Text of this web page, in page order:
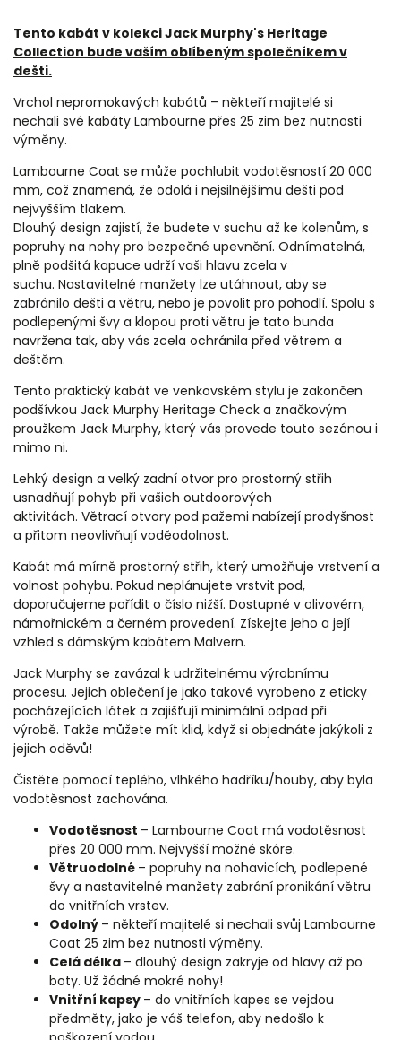
Tento kabát v kolekci Jack Murphy's Heritage
Collection bude vaším oblíbeným společníkem v
dešti.
Vrchol nepromokavých kabátů – někteří majitelé si
nechali své kabáty Lambourne přes 25 zim bez nutnosti
výměny.
Lambourne Coat se může pochlubit vodotěsností 20 000
mm, což znamená, že odolá i nejsilnějšímu dešti pod
nejvyšším tlakem.
Dlouhý design zajistí, že budete v suchu až ke kolenům, s
popruhy na nohy pro bezpečné upevnění. Odnímatelná,
plně podšitá kapuce udrží vaši hlavu zcela v
suchu. Nastavitelné manžety lze utáhnout, aby se
zabránilo dešti a větru, nebo je povolit pro pohodlí. Spolu s
podlepenými švy a klopou proti větru je tato bunda
navržena tak, aby vás zcela ochránila před větrem a
deštěm.
Tento praktický kabát ve venkovském stylu je zakončen
podšívkou Jack Murphy Heritage Check a značkovým
proužkem Jack Murphy, který vás provede touto sezónou i
mimo ni.
Lehký design a velký zadní otvor pro prostorný střih
usnadňují pohyb při vašich outdoorových
aktivitách. Větrací otvory pod pažemi nabízejí prodyšnost
a přitom neovlivňují voděodolnost.
Kabát má mírně prostorný střih, který umožňuje vrstvení a
volnost pohybu. Pokud neplánujete vrstvit pod,
doporučujeme pořídit o číslo nižší. Dostupné v olivovém,
námořnickém a černém provedení. Získejte jeho a její
vzhled s dámským kabátem Malvern.
Jack Murphy se zavázal k udržitelnému výrobnímu
procesu. Jejich oblečení je jako takové vyrobeno z eticky
pocházejících látek a zajišťují minimální odpad při
výrobě. Takže můžete mít klid, když si objednáte jakýkoli z
jejich oděvů!
Čistěte pomocí teplého, vlhkého hadříku/houby, aby byla
vodotěsnost zachována.
Vodotěsnost – Lambourne Coat má vodotěsnost
přes 20 000 mm. Nejvyšší možné skóre.
Větruodolné – popruhy na nohavicích, podlepené
švy a nastavitelné manžety zabrání pronikání větru
do vnitřních vrstev.
Odolný – někteří majitelé si nechali svůj Lambourne
Coat 25 zim bez nutnosti výměny.
Celá délka – dlouhý design zakryje od hlavy až po
boty. Už žádné mokré nohy!
Vnitřní kapsy – do vnitřních kapes se vejdou
předměty, jako je váš telefon, aby nedošlo k